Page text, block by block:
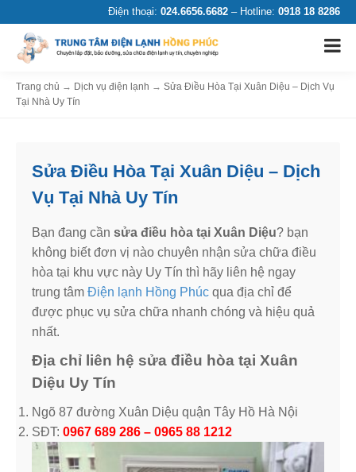
Điện thoại: 024.6656.6682 – Hotline: 0918 18 8286
Trang chủ → Dịch vụ điện lạnh → Sửa Điều Hòa Tại Xuân Diệu – Dịch Vụ
Tại Nhà Uy Tín
Sửa Điều Hòa Tại Xuân Diệu – Dịch
Vụ Tại Nhà Uy Tín
Bạn đang cần sửa điều hòa tại Xuân Diệu? bạn
không biết đơn vị nào chuyên nhận sửa chữa điều
hòa tại khu vực này Uy Tín thì hãy liên hệ ngay
trung tâm Điện lạnh Hồng Phúc qua địa chỉ để
được phục vụ sửa chữa nhanh chóng và hiệu quả
nhất.
Địa chỉ liên hệ sửa điều hòa tại Xuân
Diệu Uy Tín
Ngõ 87 đường Xuân Diệu quận Tây Hồ Hà Nội
SĐT: 0967 689 286 – 0965 88 1212